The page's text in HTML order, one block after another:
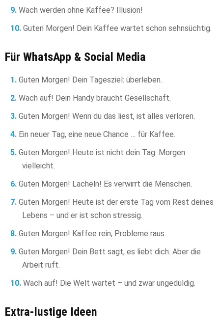
Wach werden ohne Kaffee? Illusion!
Guten Morgen! Dein Kaffee wartet schon sehnsüchtig.
Für WhatsApp & Social Media
Guten Morgen! Dein Tagesziel: überleben.
Wach auf! Dein Handy braucht Gesellschaft.
Guten Morgen! Wenn du das liest, ist alles verloren.
Ein neuer Tag, eine neue Chance … für Kaffee.
Guten Morgen! Heute ist nicht dein Tag. Morgen
vielleicht.
Guten Morgen! Lächeln! Es verwirrt die Menschen.
Guten Morgen! Heute ist der erste Tag vom Rest deines
Lebens – und er ist schon stressig.
Guten Morgen! Kaffee rein, Probleme raus.
Guten Morgen! Dein Bett sagt, es liebt dich. Aber die
Arbeit ruft.
Wach auf! Die Welt wartet – und zwar ungeduldig.
Extra-lustige Ideen